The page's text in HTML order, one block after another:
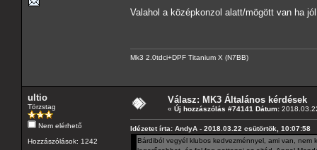
Valahol a középkonzol alatt/mögött van ha
Mk3 2.0tdci+DPF Titanium X (N7BB)
ultio
Törzstag
Nem elérhető
Hozzászólások: 1242
Válasz: MK3 Általános kérdések
« Új hozzászólás #74141 Dátum:
Idézetet írta: AndyA - 2018.03.22 csütörtök, 10:07:58
Bárdiból vegyél klubos kedvezménnyel, ami van,